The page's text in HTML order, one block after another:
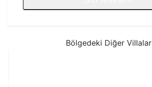
Bölgedeki Diğer Villalar